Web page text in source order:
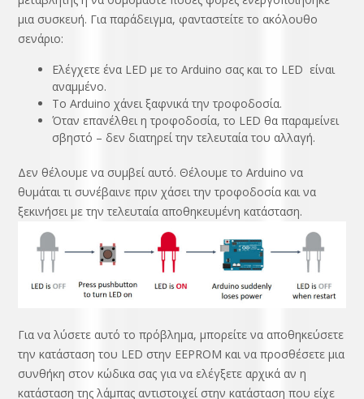
μια συσκευή. Για παράδειγμα, φανταστείτε το ακόλουθο
σενάριο:
Ελέγχετε ένα LED με το Arduino σας και το LED είναι
αναμμένο.
Το Arduino χάνει ξαφνικά την τροφοδοσία.
Όταν επανέλθει η τροφοδοσία, το LED θα παραμείνει
σβηστό – δεν διατηρεί την τελευταία του αλλαγή.
Δεν θέλουμε να συμβεί αυτό. Θέλουμε το Arduino να
θυμάται τι συνέβαινε πριν χάσει την τροφοδοσία και να
ξεκινήσει με την τελευταία αποθηκευμένη κατάσταση.
Για να λύσετε αυτό το πρόβλημα, μπορείτε να αποθηκεύσετε
την κατάσταση του LED στην EEPROM και να προσθέσετε μια
συνθήκη στον κώδικα σας για να ελέγξετε αρχικά αν η
κατάσταση της λάμπας αντιστοιχεί στην κατάσταση που είχε